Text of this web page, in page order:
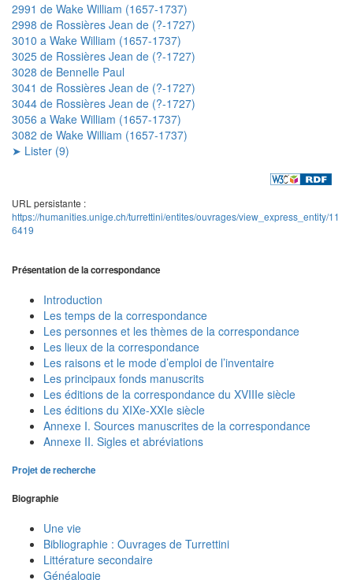
2991 de Wake William (1657-1737)
2998 de Rossières Jean de (?-1727)
3010 a Wake William (1657-1737)
3025 de Rossières Jean de (?-1727)
3028 de Bennelle Paul
3041 de Rossières Jean de (?-1727)
3044 de Rossières Jean de (?-1727)
3056 a Wake William (1657-1737)
3082 de Wake William (1657-1737)
➤ Lister (9)
URL persistante :
https://humanities.unige.ch/turrettini/entites/ouvrages/view_express_entity/11
6419
Présentation de la correspondance
Introduction
Les temps de la correspondance
Les personnes et les thèmes de la correspondance
Les lieux de la correspondance
Les raisons et le mode d’emploi de l’inventaire
Les principaux fonds manuscrits
Les éditions de la correspondance du XVIIIe siècle
Les éditions du XIXe-XXIe siècle
Annexe I. Sources manuscrites de la correspondance
Annexe II. Sigles et abréviations
Projet de recherche
Biographie
Une vie
Bibliographie : Ouvrages de Turrettini
Littérature secondaire
Généalogie